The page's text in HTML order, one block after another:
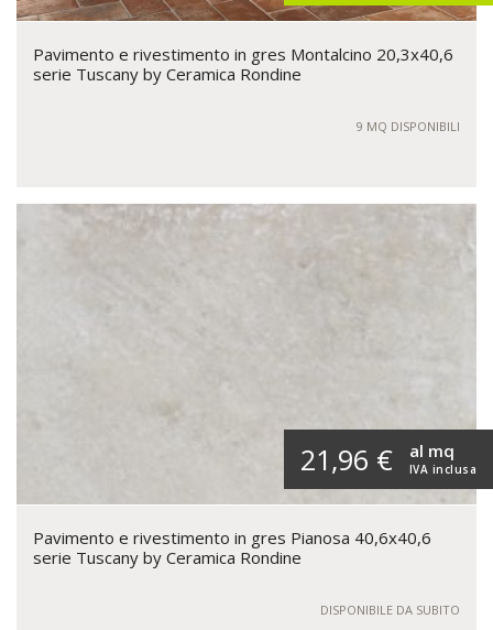
Pavimento e rivestimento in gres Montalcino 20,3x40,6
serie Tuscany by Ceramica Rondine
9 MQ DISPONIBILI
21,96 € IVA inclusa
al mq
Pavimento e rivestimento in gres Pianosa 40,6x40,6
serie Tuscany by Ceramica Rondine
DISPONIBILE DA SUBITO